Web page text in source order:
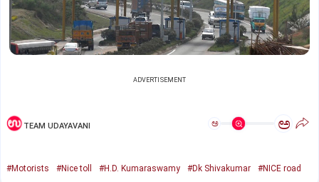
ADVERTISEMENT
TEAM UDAYAVANI ಅ ಅ
#Motorists #Nice toll #H.D. Kumaraswamy #Dk Shivakumar #NICE road